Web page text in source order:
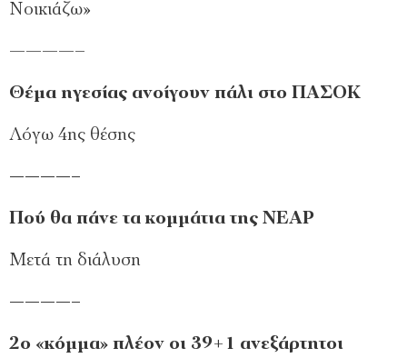
Νοικιάζω»
­————–
Θέμα ηγεσίας ανοίγουν πάλι στο ΠΑΣΟΚ
Λόγω 4ης θέσης
­————–
Πού θα πάνε τα κομμάτια της ΝΕΑΡ
Μετά τη διάλυση
­————–
2ο «κόμμα» πλέον οι 39+1 ανεξάρτητοι